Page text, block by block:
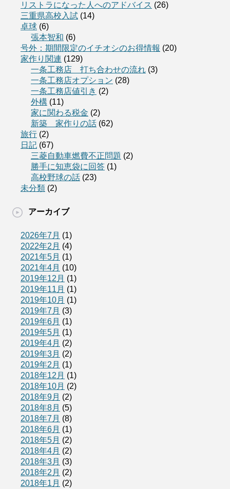
リストラになった人へのアドバイス (26)
三重県高校入試 (14)
卓球 (6)
張本智和 (6)
号外：期間限定のイチオシのお得情報 (20)
家作り関連 (129)
一条工務店 打ち合わせの流れ (3)
一条工務店オプション (28)
一条工務店値引き (2)
外構 (11)
家に関わる税金 (2)
新築 家作りの話 (62)
旅行 (2)
日記 (67)
三菱自動車燃費不正問題 (2)
勝手に知恵袋に回答 (1)
高校野球の話 (23)
未分類 (2)
アーカイブ
2026年7月 (1)
2022年2月 (4)
2021年5月 (1)
2021年4月 (10)
2019年12月 (1)
2019年11月 (1)
2019年10月 (1)
2019年7月 (3)
2019年6月 (1)
2019年5月 (1)
2019年4月 (2)
2019年3月 (2)
2019年2月 (1)
2018年12月 (1)
2018年10月 (2)
2018年9月 (2)
2018年8月 (5)
2018年7月 (8)
2018年6月 (1)
2018年5月 (2)
2018年4月 (2)
2018年3月 (3)
2018年2月 (2)
2018年1月 (2)